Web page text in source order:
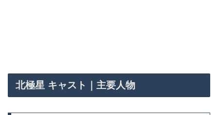
北極星 キャスト｜主要人物